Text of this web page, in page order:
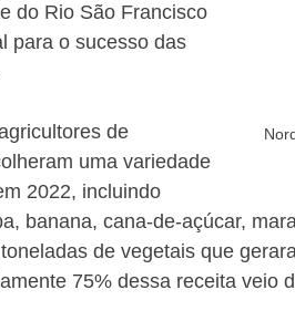
do Rio São Francisco
para o sucesso das
de
uma variedade
2022, incluindo
banana, cana-de-açúcar,
de vegetais que
75% dessa receita veio